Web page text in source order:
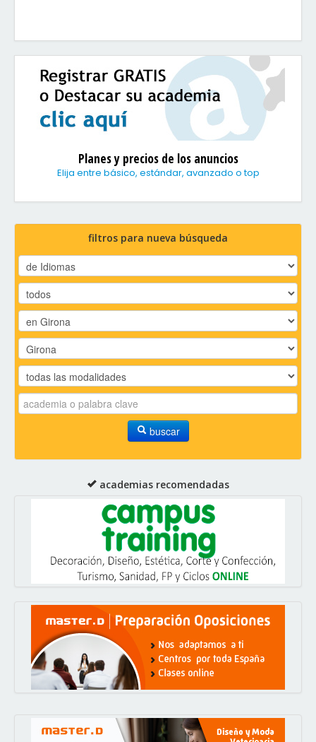
Planes y precios de los anuncios
Elija entre básico, estándar, avanzado o top
filtros para nueva búsqueda
buscar
academias recomendadas